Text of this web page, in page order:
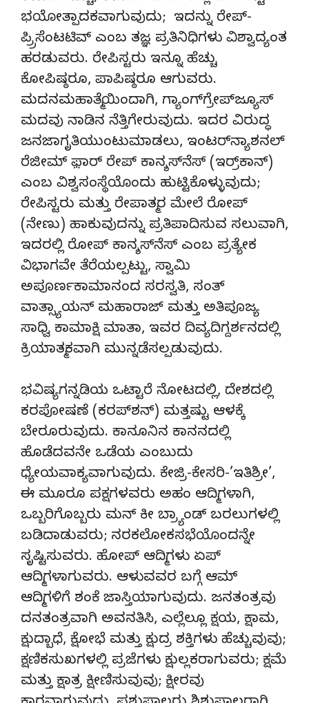
ಭಯೋತ್ಪಾದಕವಾಗುವುದು; ಇದನ್ನು ರೇಪ್-
ಪ್ರ್ರಿಸೆಂಟಟಿವ್ ಎಂಬ ತಜ್ಞ ಪ್ರತಿನಿಧಿಗಳು ವಿಶ್ವಾದ್ಯಂತ
ಹರಡುವರು. ರೇಪಿಸ್ಟರು ಇನ್ನೂ ಹೆಚ್ಚು
ಕೋಪಿಷ್ಠರೂ, ಪಾಪಿಷ್ಠರೂ ಆಗುವರು.
ಮದನಮಹಾತ್ಮೆಯಿಂದಾಗಿ, ಗ್ಯಾಂಗ್‌ಗ್ರೇಪ್‌ಜ್ಯೂಸ್
ಮದವು ನಾಡಿನ ನೆತ್ತಿಗೇರುವುದು. ಇದರ ವಿರುದ್ಧ
ಜನಜಾಗೃತಿಯುಂಟುಮಾಡಲು, ಇಂಟರ್‌ನ್ಯಾಶನಲ್
ರೆಜೀಮ್ ಫ಼ಾರ್ ರೇಪ್ ಕಾನ್ಶಸ್‌ನೆಸ್ (ಇರ್ರ್‌ಕಾನ್)
ಎಂಬ ವಿಶ್ವಸಂಸ್ಥೆಯೊಂದು ಹುಟ್ಟಿಕೊಳ್ಳುವುದು;
ರೇಪಿಸ್ಟರು ಮತ್ತು ರೇಪಾತ್ಮರ ಮೇಲೆ ರೋಪ್
(ನೇಣು) ಹಾಕುವುದನ್ನು ಪ್ರತಿಪಾದಿಸುವ ಸಲುವಾಗಿ,
ಇದರಲ್ಲಿ ರೋಪ್ ಕಾನ್ಶಸ್‌ನೆಸ್ ಎಂಬ ಪ್ರತ್ಯೇಕ
ವಿಭಾಗವೇ ತೆರೆಯಲ್ಪಟ್ಟು, ಸ್ವಾಮಿ
ಅಪೂರ್ಣಕಾಮಾನಂದ ಸರಸ್ವತಿ, ಸಂತ್
ವಾತ್ಸ್ಯಾಯನ್ ಮಹಾರಾಜ್ ಮತ್ತು ಅತಿಪೂಜ್ಯ
ಸಾಧ್ವಿ ಕಾಮಾಕ್ಷಿ ಮಾತಾ, ಇವರ ದಿವ್ಯದಿಗ್ದರ್ಶನದಲ್ಲಿ
ಕ್ರಿಯಾತ್ಮಕವಾಗಿ ಮುನ್ನಡೆಸಲ್ಪಡುವುದು.
ಭವಿಷ್ಯಗನ್ನಡಿಯ ಒಟ್ಟಾರೆ ನೋಟದಲ್ಲಿ, ದೇಶದಲ್ಲಿ
ಕರಪೋಷಣೆ (ಕರಪ್‌ಶನ್) ಮತ್ತಷ್ಟು ಆಳಕ್ಕೆ
ಬೇರೂರುವುದು. ಕಾನೂನಿನ ಕಾನನದಲ್ಲಿ
ಹೊಡೆದವನೇ ಒಡೆಯ ಎಂಬುದು
ಧ್ಯೇಯವಾಕ್ಯವಾಗುವುದು. ಕೇಜ್ರಿ-ಕೇಸರಿ-’ಇತಿಶ್ರೀ’,
ಈ ಮೂರೂ ಪಕ್ಷಗಳವರು ಅಹಂ ಆದ್ಮಿಗಳಾಗಿ,
ಒಬ್ಬರಿಗೊಬ್ಬರು ಮನ್ ಕೀ ಬ್ರ್ಯಾಂಡ್ ಬರಲುಗಳಲ್ಲಿ
ಬಡಿದಾಡುವರು; ನರಕಲೋಕಸಭೆಯೊಂದನ್ನೇ
ಸೃಷ್ಟಿಸುವರು. ಹೋಪ್ ಆದ್ಮಿಗಳು ಏಪ್
ಆದ್ಮಿಗಳಾಗುವರು. ಆಳುವವರ ಬಗ್ಗೆ ಆಮ್
ಆದ್ಮಿಗಳಿಗೆ ಶಂಕೆ ಜಾಸ್ತಿಯಾಗುವುದು. ಜನತಂತ್ರವು
ದನತಂತ್ರವಾಗಿ ಅವನತಿಸಿ, ಎಲ್ಲೆಲ್ಲೂ ಕ್ಷಯ, ಕ್ಷಾಮ,
ಕ್ಷುದ್ಬಾಧೆ, ಕ್ಷೋಭೆ ಮತ್ತು ಕ್ಷುದ್ರ ಶಕ್ತಿಗಳು ಹೆಚ್ಚುವುವು;
ಕ್ಷಣಿಕಸುಖಗಳಲ್ಲಿ ಪ್ರಜೆಗಳು ಕ್ಷುಲ್ಲಕರಾಗುವರು; ಕ್ಷಮೆ
ಮತ್ತು ಕ್ಷಾತ್ರ ಕ್ಷೀಣಿಸುವುವು; ಕ್ಷೀರವು